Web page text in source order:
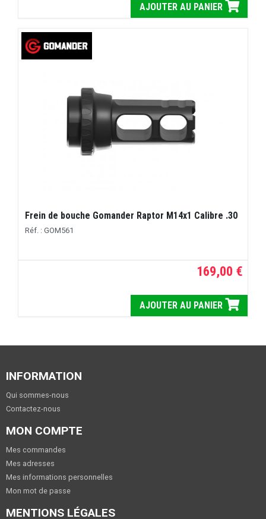
AJOUTER AU PANIER
Frein de bouche Gomander Raptor M14x1 Calibre .30
Réf. : GOM561
169,00 €
AJOUTER AU PANIER
INFORMATION
Qui sommes-nous
Contactez-nous
MON COMPTE
Mes commandes
Mes adresses
Mes informations personnelles
Mon mot de passe
MENTIONS LÉGALES